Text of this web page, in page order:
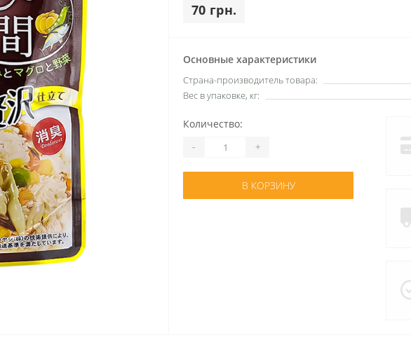
70 грн.
Основные характеристики
Страна-производитель товара:
Вес в упаковке, кг:
Количество:
- +
В КОРЗИНУ